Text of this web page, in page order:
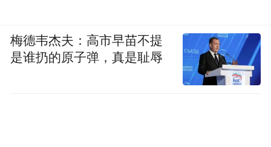
梅德韦杰夫：高市早苗不提
是谁扔的原子弹，真是耻辱